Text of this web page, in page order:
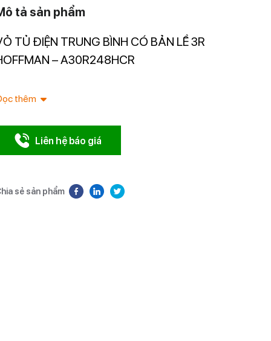
tả sản phẩm
TỦ ĐIỆN TRUNG BÌNH CÓ BẢN LỀ 3R
– A30R248HCR
thêm
Liên hệ báo giá
sẻ sản phẩm